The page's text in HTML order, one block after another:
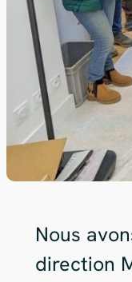
Nous
direction